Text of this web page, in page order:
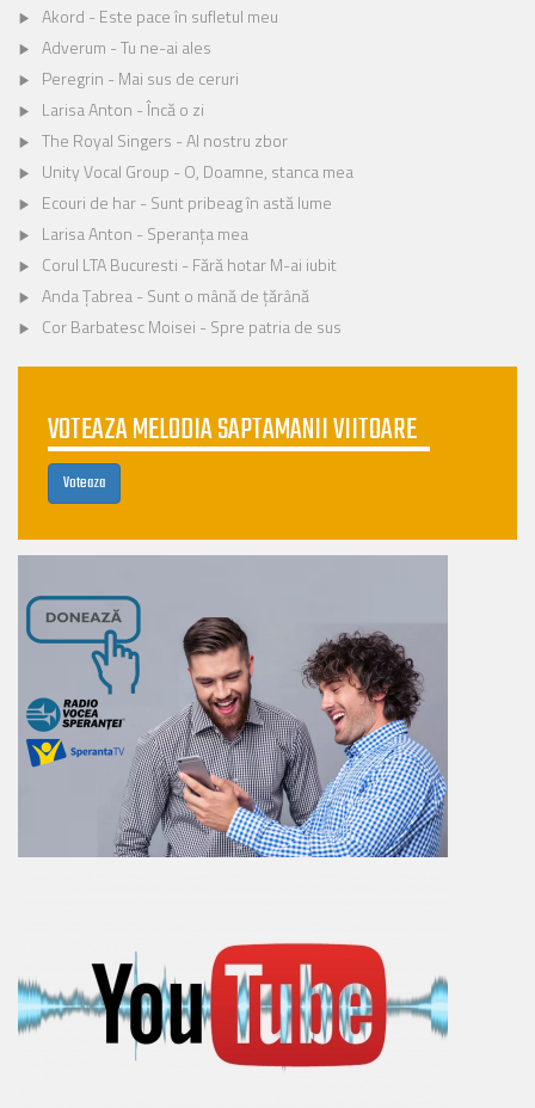
Akord - Este pace în sufletul meu
Adverum - Tu ne-ai ales
Peregrin - Mai sus de ceruri
Larisa Anton - Încă o zi
The Royal Singers - Al nostru zbor
Unity Vocal Group - O, Doamne, stanca mea
Ecouri de har - Sunt pribeag în astă lume
Larisa Anton - Speranța mea
Corul LTA Bucuresti - Fără hotar M-ai iubit
Anda Ţabrea - Sunt o mână de ţărână
Cor Barbatesc Moisei - Spre patria de sus
VOTEAZA MELODIA SAPTAMANII VIITOARE
Voteaza